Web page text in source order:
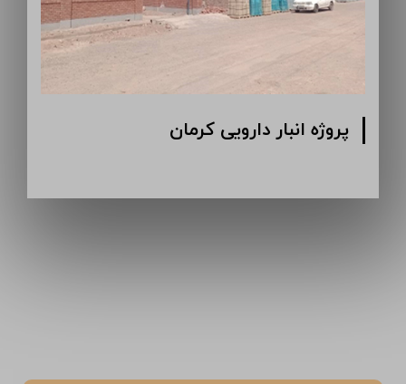
پروژه انبار دارویی کرمان